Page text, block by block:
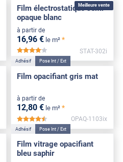
Meilleure vente
Film électrostatique semi-
opaque blanc
à partir de
16,96 € le m² *
*****
STAT-302i
Adhésif Pose Int / Ext
Film opacifiant gris mat
à partir de
12,80 € le m² *
*****
OPAQ-1103ix
Adhésif Pose Int / Ext
Film vitrage opacifiant
bleu saphir